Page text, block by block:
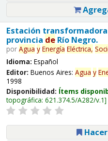
Estación
provincia deRío Negro.
por Agua y Energía Eléctrica,
Idioma: Español
Editor: Buenos Aires: Agua y
1998
Disponibilidad: Ítems
topográfica: 621.374.5/A282/v.1